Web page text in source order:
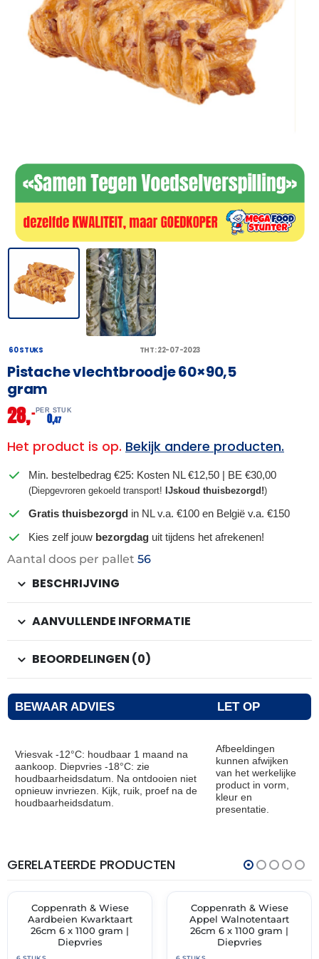
60 STUKS THT: 22-07-2023
Pistache vlechtbroodje 60×90,5
gram
28,– PER STUK
0,47
Het product is op. Bekijk andere producten.
Min. bestelbedrag €25: Kosten NL €12,50 | BE €30,00
(Diepgevroren gekoeld transport! IJskoud thuisbezorgd!)
Gratis thuisbezorgd in NL v.a. €100 en België v.a. €150
Kies zelf jouw bezorgdag uit tijdens het afrekenen!
Aantal doos per pallet 56
BESCHRIJVING
AANVULLENDE INFORMATIE
BEOORDELINGEN (0)
BEWAAR ADVIES LET OP
Vriesvak -12°C: houdbaar 1 maand na
aankoop. Diepvries -18°C: zie
houdbaarheidsdatum. Na ontdooien niet
opnieuw invriezen. Kijk, ruik, proef na de
houdbaarheidsdatum.
Afbeeldingen
kunnen afwijken
van het werkelijke
product in vorm,
kleur en
presentatie.
GERELATEERDE PRODUCTEN
✓ VAST ASSORTIMENT
THT:
30-
Coppenrath & Wiese
Aardbeien Kwarktaart
26cm 6 x 1100 gram |
Diepvries
✓ VAST ASSORTIMENT
Coppenrath & Wiese
Appel Walnotentaart
26cm 6 x 1100 gram |
Diepvries